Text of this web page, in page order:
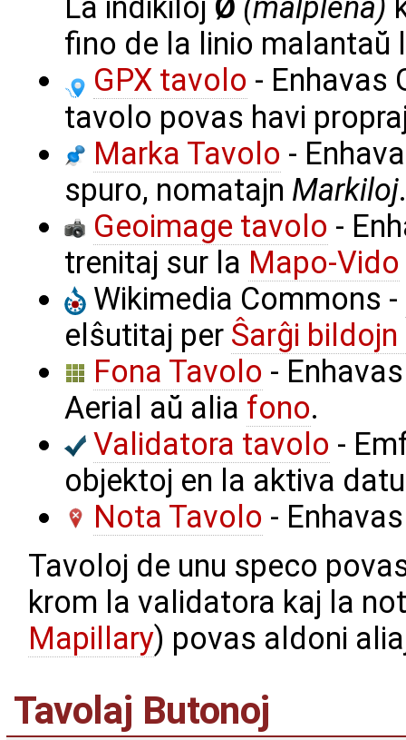
fino de la linio malantaŭ
GPX tavolo - Enhavas
tavolo povas havi
Marka Tavolo -
spuro, nomatajn Markiloj.
Geoimage tavolo -
trenitaj sur la Mapo-Vido
Wikimedia Commons -
elŝutitaj per Ŝarĝi
Fona Tavolo -
Aerial aŭ alia fono.
Validatora tavolo -
objektoj en la aktiva
Nota Tavolo -
Tavoloj de unu speco
krom la validatora kaj la
Mapillary) povas aldoni
Tavolaj Butonoj